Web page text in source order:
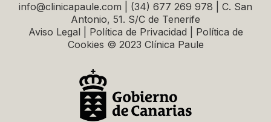
info@clinicapaule.com | (34) 677 269 978 | C. San
Antonio, 51. S/C de Tenerife
Aviso Legal | Política de Privacidad | Política de
Cookies © 2023 Clínica Paule